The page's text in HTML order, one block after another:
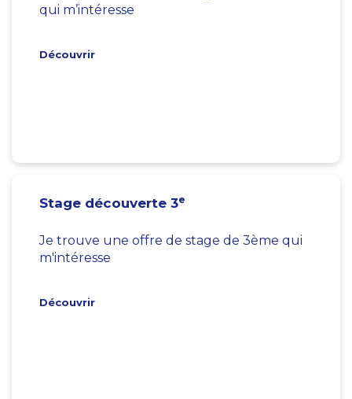
qui m’intéresse
Découvrir
Stage découverte 3e
Je trouve une offre de stage de 3ème qui
m'intéresse
Découvrir